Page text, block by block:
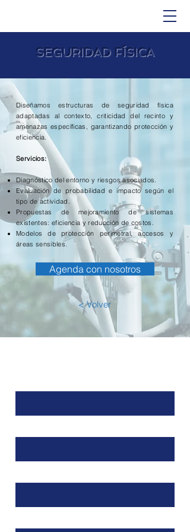
SEGURIDAD FÍSICA
Diseñamos estructuras de seguridad física
adaptadas al contexto, criticidad del recinto y
amenazas específicas, garantizando protección y
eficiencia.
Servicios:
Diagnóstico del entorno y riesgos asociados.
Evaluación de probabilidad e impacto según el
tipo de actividad.
Propuestas de mejoramiento de sistemas
existentes: eficiencia y reducción de costos.
Modelos de protección perimetral, accesos y
áreas sensibles.
Agenda con nosotros
< Volver